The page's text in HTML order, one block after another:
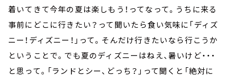
着いてきて今年の夏は楽しもう！ってなって。うちに来る
事前にどこに行きたい？って聞いたら食い気味に「ディズ
ニー！ディズニー！」って。そんだけ行きたいなら行こうか
ということで。でも夏のディズニーはねえ、暑いけど・・・
と思って。「ランドとシー、どっち？」って聞くと「絶対に